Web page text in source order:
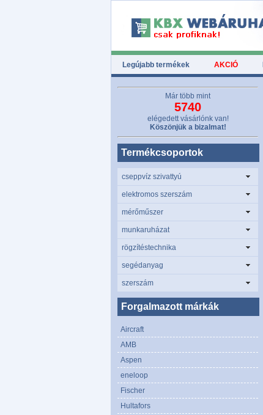
Legújabb termékek AKCIÓ
Már több mint
5740
elégedett vásárlónk van!
Köszönjük a bizalmat!
Termékcsoportok
cseppvíz szivattyú
elektromos szerszám
mérőműszer
munkaruházat
rögzítéstechnika
segédanyag
szerszám
Forgalmazott márkák
Aircraft
AMB
Aspen
eneloop
Fischer
Hultafors